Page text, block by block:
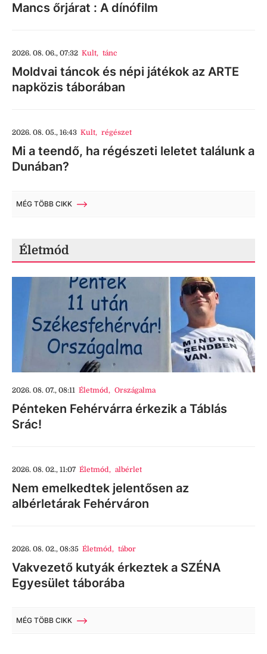
Mancs őrjárat : A dínófilm
2026. 08. 06., 07:32 Kult, tánc
Moldvai táncok és népi játékok az ARTE
napközis táborában
2026. 08. 05., 16:43 Kult, régészet
Mi a teendő, ha régészeti leletet találunk a
Dunában?
MÉG TÖBB CIKK
Életmód
2026. 08. 07., 08:11 Életmód, Országalma
Pénteken Fehérvárra érkezik a Táblás
Srác!
2026. 08. 02., 11:07 Életmód, albérlet
Nem emelkedtek jelentősen az
albérletárak Fehérváron
2026. 08. 02., 08:35 Életmód, tábor
Vakvezető kutyák érkeztek a SZÉNA
Egyesület táborába
MÉG TÖBB CIKK